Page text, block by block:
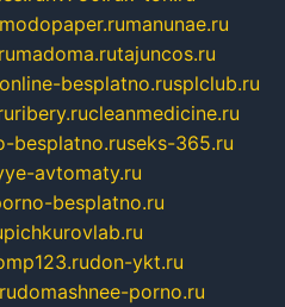
modopaper.rumanunae.ru
madoma.rutajuncos.ru
besplatno.rusplclub.ru
ribery.rucleanmedicine.ru
besplatno.ruseks-365.ru
avtomaty.ru
besplatno.ru
pichkurovlab.ru
don-ykt.ru
domashnee-porno.ru